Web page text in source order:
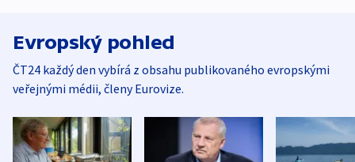
Evropský pohled
ČT24 každý den vybírá z obsahu publikovaného evropskými
veřejnými médii, členy Eurovize.